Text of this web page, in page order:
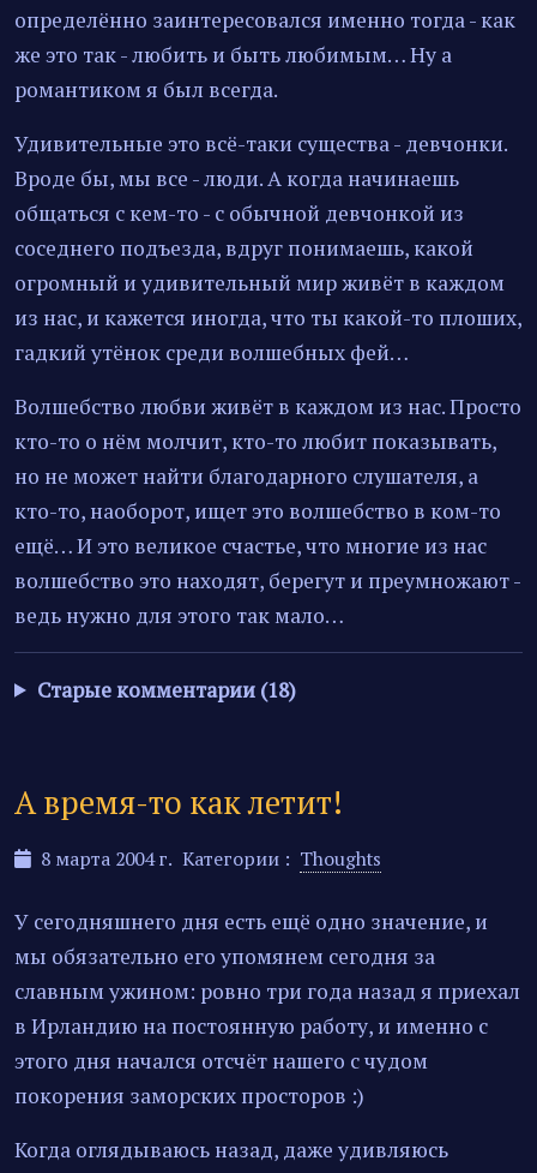
определённо заинтересовался именно тогда - как
же это так - любить и быть любимым… Ну а
романтиком я был всегда.
Удивительные это всё-таки существа - девчонки.
Вроде бы, мы все - люди. А когда начинаешь
общаться с кем-то - с обычной девчонкой из
соседнего подъезда, вдруг понимаешь, какой
огромный и удивительный мир живёт в каждом
из нас, и кажется иногда, что ты какой-то плоших,
гадкий утёнок среди волшебных фей…
Волшебство любви живёт в каждом из нас. Просто
кто-то о нём молчит, кто-то любит показывать,
но не может найти благодарного слушателя, а
кто-то, наоборот, ищет это волшебство в ком-то
ещё… И это великое счастье, что многие из нас
волшебство это находят, берегут и преумножают -
ведь нужно для этого так мало…
Старые комментарии (18)
А время-то как летит!
8 марта 2004 г. Категории : Thoughts
У сегодняшнего дня есть ещё одно значение, и
мы обязательно его упомянем сегодня за
славным ужином: ровно три года назад я приехал
в Ирландию на постоянную работу, и именно с
этого дня начался отсчёт нашего с чудом
покорения заморских просторов :)
Когда оглядываюсь назад, даже удивляюсь